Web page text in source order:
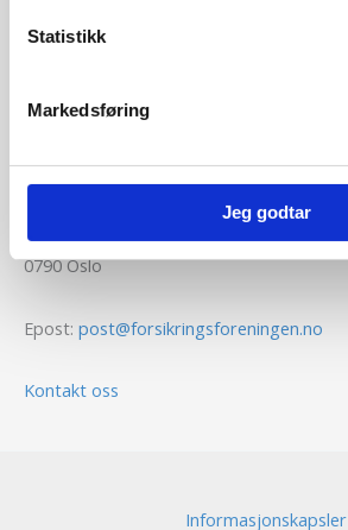
Statistikk
Markedsføring
Jeg godtar
Nordisk Forsikringstidsskrift nr. 4/2023
Den norske Forsikringsforening
Voksenkollveien 112B
0790 Oslo
Epost: post@forsikringsforeningen.no
Kontakt oss
Informasjonskapsler